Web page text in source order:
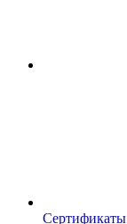
Сертификаты